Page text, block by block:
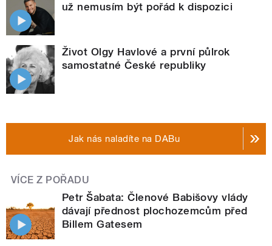
už nemusím být pořád k dispozici
Život Olgy Havlové a první půlrok
samostatné České republiky
Jak nás naladíte na DABu
VÍCE Z POŘADU
Petr Šabata: Členové Babišovy vlády
dávají přednost plochozemcům před
Billem Gatesem